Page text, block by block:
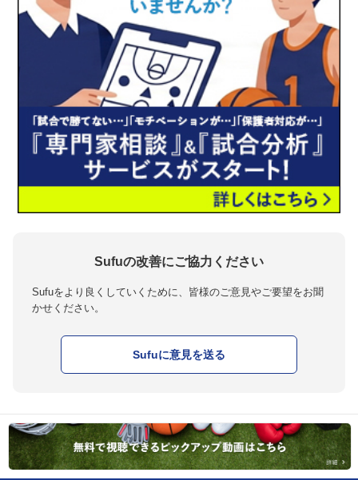
Sufuの改善にご協力ください
Sufuをより良くしていくために、皆様のご意見やご要望をお聞
かせください。
Sufuに意見を送る